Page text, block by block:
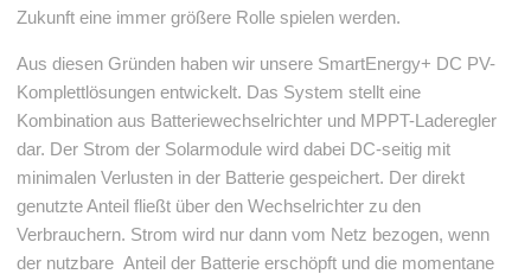
Zukunft eine immer größere Rolle spielen werden.
Aus diesen Gründen haben wir unsere SmartEnergy+ DC PV-
Komplettlösungen entwickelt. Das System stellt eine
Kombination aus Batteriewechselrichter und MPPT-Laderegler
dar. Der Strom der Solarmodule wird dabei DC-seitig mit
minimalen Verlusten in der Batterie gespeichert. Der direkt
genutzte Anteil fließt über den Wechselrichter zu den
Verbrauchern. Strom wird nur dann vom Netz bezogen, wenn
der nutzbare Anteil der Batterie erschöpft und die momentane